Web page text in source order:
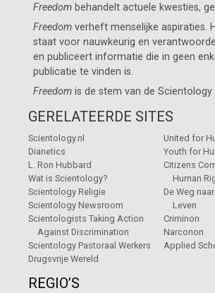
Freedom behandelt actuele kwesties,
Freedom verheft menselijke aspiraties.
staat voor nauwkeurig en
en publiceert informatie die in geen
publicatie te vinden is.
Freedom is de stem van deScientology
GERELATEERDE SITES
Scientology.nl
Dianetics
L. Ron Hubbard
Wat is Scientology?
Scientology Religie
Scientology Newsroom
Scientologists Taking Action
Against Discrimination
Scientology Pastoraal Werkers
Drugsvrije Wereld
United for
Youth for
Citizens
Human
De Weg
Leven
Criminon
Narconon
Applied
REGIO’S